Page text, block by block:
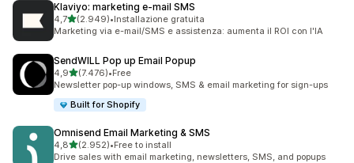
Klaviyo: marketing e‑mail SMS
4,7stelle su 5
(2.949)
2949 recensioni totali
•Installazione gratuita
Marketing via e-mail/SMS e assistenza: aumenta il ROI con l'IA
SendWILL Pop up Email Popup
4,9stelle su 5
(7.476)
7476 recensioni totali
•Free
Newsletter pop-up windows, SMS & email marketing for sign-ups
Built for Shopify
Omnisend Email Marketing & SMS
4,8stelle su 5
(2.952)
2952 recensioni totali
•Free to install
Drive sales with email marketing, newsletters, SMS, and popups